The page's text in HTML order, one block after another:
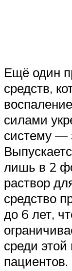
Ещё один
средств,
силами
систему —
лишь в 2
раствор
средство
до 6 лет,
среди этой
пациентов.